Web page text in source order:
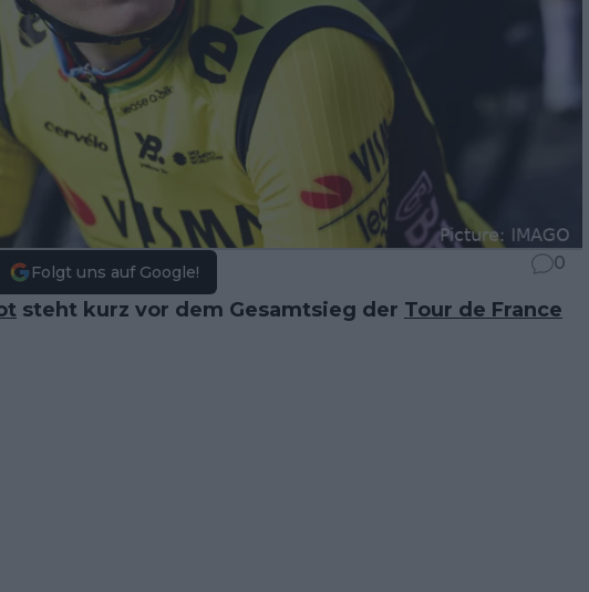
Folgt uns auf Google! 0
steht kurz vor dem Gesamtsieg der Tour de France